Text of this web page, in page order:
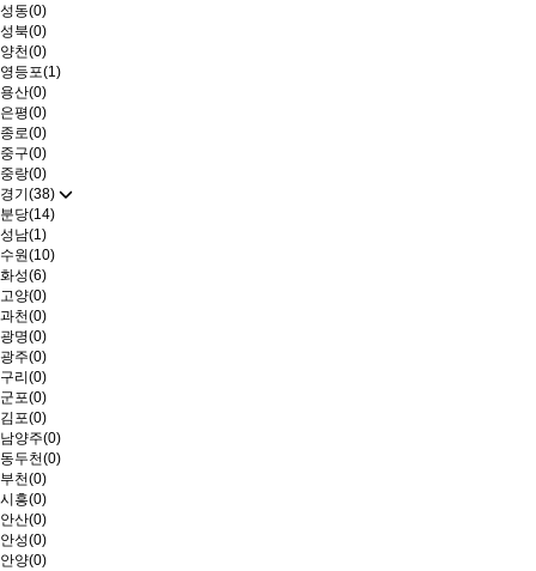
성동(0)
성북(0)
양천(0)
영등포(1)
용산(0)
은평(0)
종로(0)
중구(0)
중랑(0)
경기(38)
분당(14)
성남(1)
수원(10)
화성(6)
고양(0)
과천(0)
광명(0)
광주(0)
구리(0)
군포(0)
김포(0)
남양주(0)
동두천(0)
부천(0)
시흥(0)
안산(0)
안성(0)
안양(0)